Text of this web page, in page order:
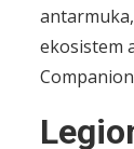
ekosistem